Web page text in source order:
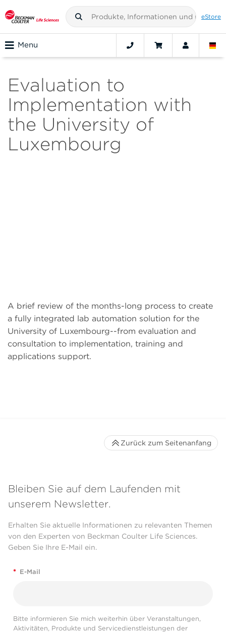
eStore
Menu
Evaluation to
Implementation with
the University of
Luxembourg
A brief review of the months-long process to create
a fully integrated lab automation solution for the
University of Luxembourg--from evaluation and
consultation to implementation, training and
applications support.
Bleiben Sie auf dem Laufenden mit
unserem Newsletter.
Erhalten Sie aktuelle Informationen zu relevanten Themen
von den Experten von Beckman Coulter Life Sciences.
Geben Sie Ihre E-Mail ein.
* E-Mail
Bitte informieren Sie mich weiterhin über Veranstaltungen,
Aktivitäten, Produkte und Servicedienstleistungen der
Zurück zum Seitenanfang